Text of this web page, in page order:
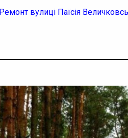
Ремонт вулиці Паїсія